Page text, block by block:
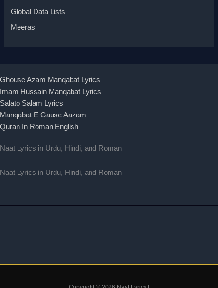
Global Data Lists
Meeras
Ghouse Azam Manqabat Lyrics
Imam Hussain Manqabat Lyrics
Salato Salam Lyrics
Manqabat E Gause Aazam
Quran In Roman English
Naat Lyrics in Urdu, Hindi, and Roman
Naat Lyrics in Urdu, Hindi, and Roman